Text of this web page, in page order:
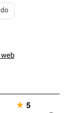
de
★ 5